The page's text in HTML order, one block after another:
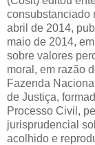
consubstanciado
abril de 2014,
maio de 2014,
sobre valores
moral, em razão
Fazenda
de Justiça,
Processo Civil,
jurisprudencial
acolhido e